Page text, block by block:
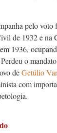
pelo voto
de 1932 e na
1936,
o
deGetúlio
com